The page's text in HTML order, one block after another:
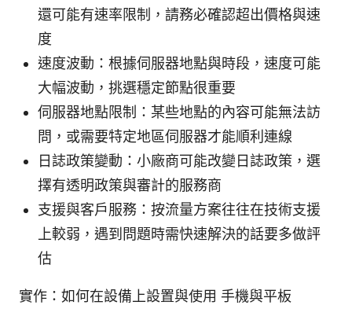
還可能有速率限制，請務必確認超出價格與速
度
速度波動：根據伺服器地點與時段，速度可能
大幅波動，挑選穩定節點很重要
伺服器地點限制：某些地點的內容可能無法訪
問，或需要特定地區伺服器才能順利連線
日誌政策變動：小廠商可能改變日誌政策，選
擇有透明政策與審計的服務商
支援與客戶服務：按流量方案往往在技術支援
上較弱，遇到問題時需快速解決的話要多做評
估
實作：如何在設備上設置與使用 手機與平板